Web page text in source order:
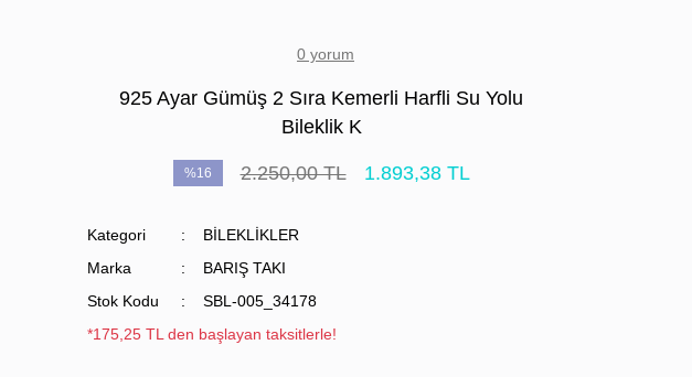
0 yorum
925 Ayar Gümüş 2 Sıra Kemerli Harfli Su Yolu
Bileklik K
%16 2.250,00 TL 1.893,38 TL
Kategori
BİLEKLİKLER
Marka
BARIŞ TAKI
Stok Kodu
SBL-005_34178
*175,25 TL den başlayan taksitlerle!